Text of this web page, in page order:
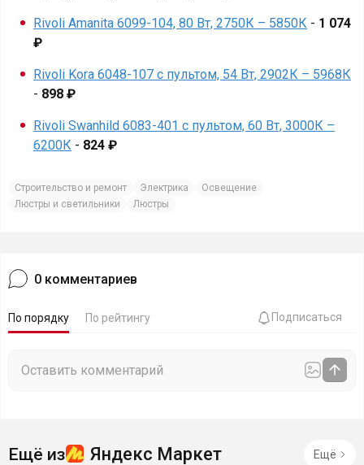
Rivoli Amanita 6099-104, 80 Вт, 2750К – 5850К - 1 074
₽
Rivoli Kora 6048-107 с пультом, 54 Вт, 2902К – 5968К
- 898 ₽
Rivoli Swanhild 6083-401 с пультом, 60 Вт, 3000К –
6200К - 824 ₽
Строительство и ремонт Электрика
Освещение
Люстры и светильники
Люстры
0 комментариев
По порядку По рейтингу Подписаться
Ещё из Яндекс Маркет Ещё